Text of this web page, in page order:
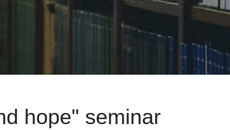
hope" seminar